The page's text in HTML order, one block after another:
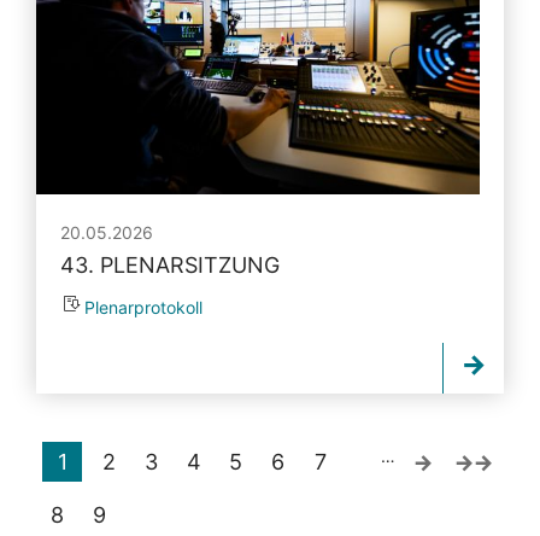
20.05.2026
43. PLENARSITZUNG
Plenarprotokoll
1 2 3 4 5 6 7
8 9
…